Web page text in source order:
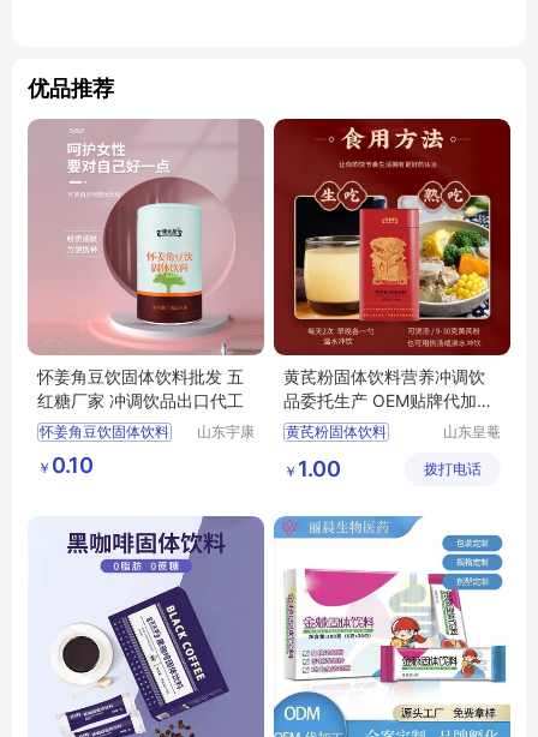
优品推荐
怀姜角豆饮固体饮料批发 五
红糖厂家 冲调饮品出口代工
怀姜角豆饮固体饮料
五红汤厂家
山东宇康
￥ 0.10
黄芪粉固体饮料营养冲调饮
品委托生产 OEM贴牌代加工
皇菴堂出口
黄芪粉固体饮料
OEM贴牌代加工皇菴堂出口
山东皇菴
限公司
￥ 1.00 拨打电话